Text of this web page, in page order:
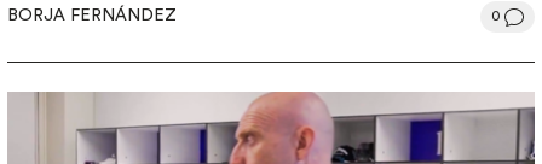
BORJA FERNÁNDEZ 0